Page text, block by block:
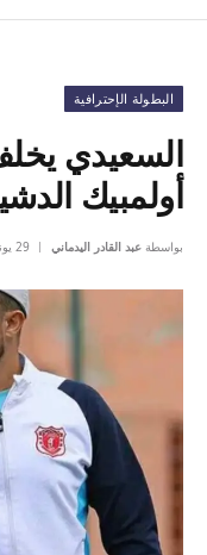
البطولة الإحترافية
السعيدي
أولمبيك
بواسطة عبد القادر اليدماني 29 يونيو، 2025